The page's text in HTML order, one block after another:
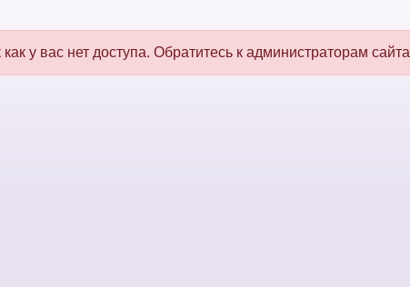
у вас нет доступа. Обратитесь к администраторам сайта